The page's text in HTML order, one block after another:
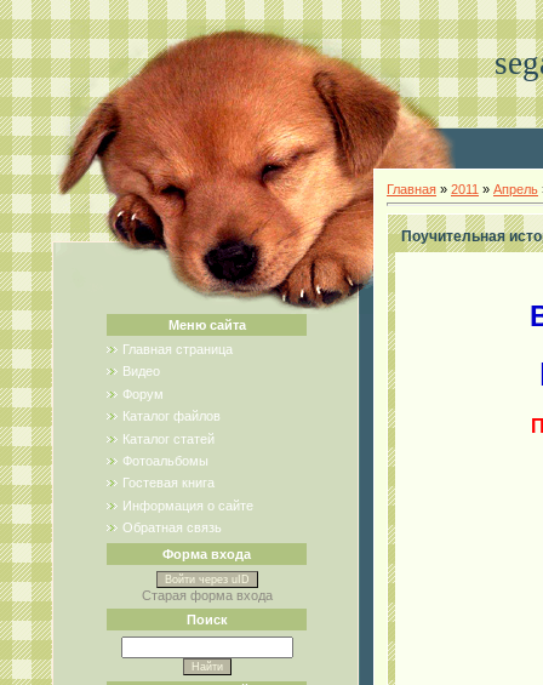
Меню сайта
Главная страница
Видео
Форум
Каталог файлов
Каталог статей
Фотоальбомы
Гостевая книга
Информация о сайте
Обратная связь
Форма входа
Войти через uID
Старая форма входа
Поиск
Главная » 2011 » Апрель
Поучительная